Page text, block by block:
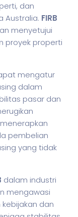
dan
Australia. FIRB
menyetujui
proyek properti
mengatur
dalam
pasar dan
pembelian
yang tidak
dalam industri
mengawasi
dan